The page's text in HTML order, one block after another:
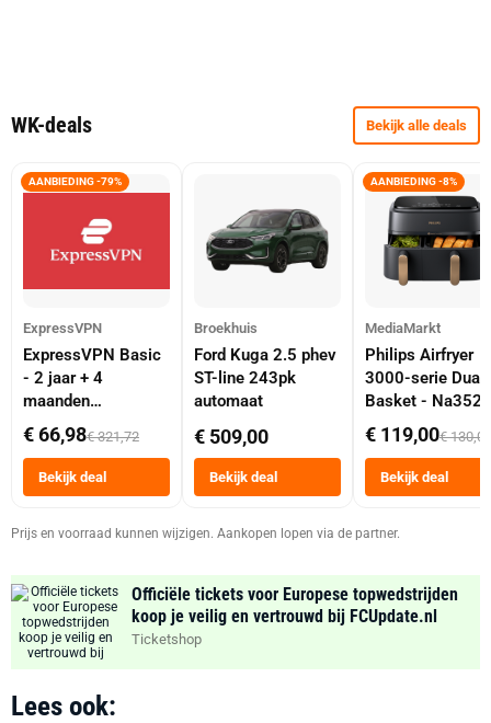
WK-deals Bekijk alle deals
AANBIEDING -79%
ExpressVPN
ExpressVPN Basic
- 2 jaar + 4
maanden
abonnement
€ 66,98€ 321,72
Bekijk deal
Broekhuis
Ford Kuga 2.5 phev
ST-line 243pk
automaat
€ 509,00
Bekijk deal
AANBIEDING -8%
MediaMarkt
Philips Airfryer
3000-serie Dual
Basket -
Dubbele Mand 9
Tot 6 Personen
Heteluchtfriteuse
Zwart
€ 119,00€ 130,00
Bekijk deal
Prijs en voorraad kunnen wijzigen. Aankopen lopen via de partner.
Officiële tickets voor Europese topwedstrijden
koop je veilig en vertrouwd bij FCUpdate.nl
Ticketshop
Lees ook: